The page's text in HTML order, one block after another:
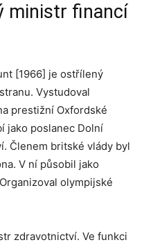
ministr financí
[1966] je ostřílený
Vystudoval
prestižní Oxfordské
jako poslanec Dolní
Členem britské vlády byl
V ní působil jako
olympijské
zdravotnictví. Ve funkci